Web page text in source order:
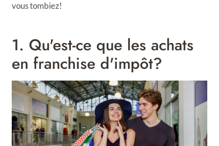
vous tombiez!
1. Qu'est-ce que les achats
en franchise d'impôt?